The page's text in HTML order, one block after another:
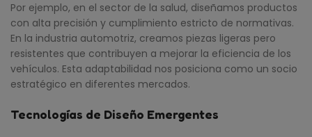
Por ejemplo, en el sector de la salud, diseñamos productos
con alta precisión y cumplimiento estricto de normativas.
En la industria automotriz, creamos piezas ligeras pero
resistentes que contribuyen a mejorar la eficiencia de los
vehículos. Esta adaptabilidad nos posiciona como un socio
estratégico en diferentes mercados.
Tecnologías de Diseño Emergentes